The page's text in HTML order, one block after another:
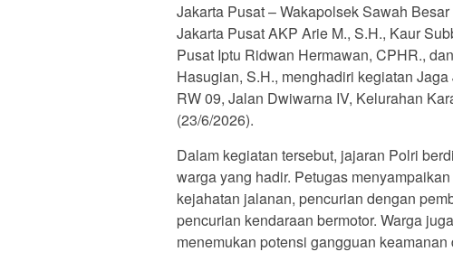
Jakarta Pusat – Wakapolsek Sawah
Jakarta Pusat AKP Arie M., S.H., Kaur
Pusat Iptu Ridwan Hermawan, CPHR.,
Hasugian, S.H., menghadiri kegiatan
RW 09, Jalan Dwiwarna IV, Kelurahan
(23/6/2026).
Dalam kegiatan tersebut, jajaran Polri
warga yang hadir. Petugas
kejahatan jalanan, pencurian dengan
pencurian kendaraan bermotor. Warga
menemukan potensi gangguan